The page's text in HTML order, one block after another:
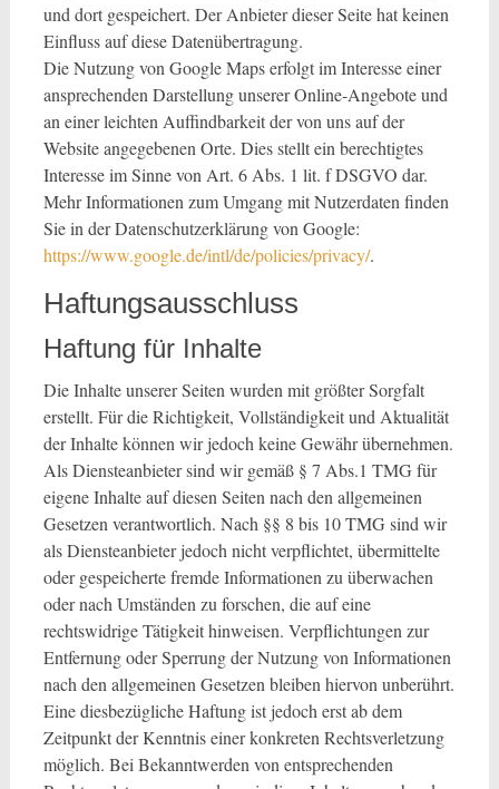
und dort gespeichert. Der Anbieter dieser Seite hat keinen
Einfluss auf diese Datenübertragung.
Die Nutzung von Google Maps erfolgt im Interesse einer
ansprechenden Darstellung unserer Online-Angebote und
an einer leichten Auffindbarkeit der von uns auf der
Website angegebenen Orte. Dies stellt ein berechtigtes
Interesse im Sinne von Art. 6 Abs. 1 lit. f DSGVO dar.
Mehr Informationen zum Umgang mit Nutzerdaten finden
Sie in der Datenschutzerklärung von Google:
https://www.google.de/intl/de/policies/privacy/.
Haftungsausschluss
Haftung für Inhalte
Die Inhalte unserer Seiten wurden mit größter Sorgfalt
erstellt. Für die Richtigkeit, Vollständigkeit und Aktualität
der Inhalte können wir jedoch keine Gewähr übernehmen.
Als Diensteanbieter sind wir gemäß § 7 Abs.1 TMG für
eigene Inhalte auf diesen Seiten nach den allgemeinen
Gesetzen verantwortlich. Nach §§ 8 bis 10 TMG sind wir
als Diensteanbieter jedoch nicht verpflichtet, übermittelte
oder gespeicherte fremde Informationen zu überwachen
oder nach Umständen zu forschen, die auf eine
rechtswidrige Tätigkeit hinweisen. Verpflichtungen zur
Entfernung oder Sperrung der Nutzung von Informationen
nach den allgemeinen Gesetzen bleiben hiervon unberührt.
Eine diesbezügliche Haftung ist jedoch erst ab dem
Zeitpunkt der Kenntnis einer konkreten Rechtsverletzung
möglich. Bei Bekanntwerden von entsprechenden